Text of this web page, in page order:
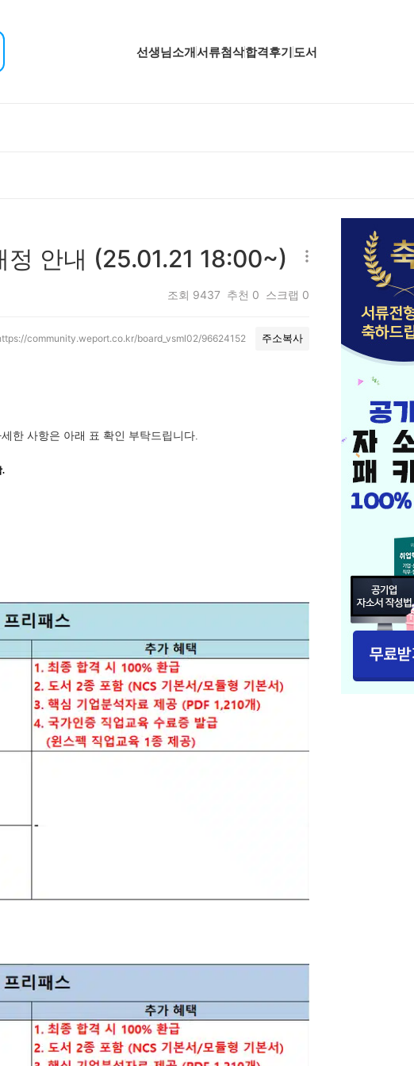
선생님소개서류첨삭합격후기 도서
직무핵심분석
합격자소서 핵심분석
정 안내 (25.01.21 18:00~)
조회 9437 추천 0 스크랩 0
community.weport.co.kr/board_vsml02/96624152 주소복사
한 사항은 아래 표 확인 부탁드립니다.
.